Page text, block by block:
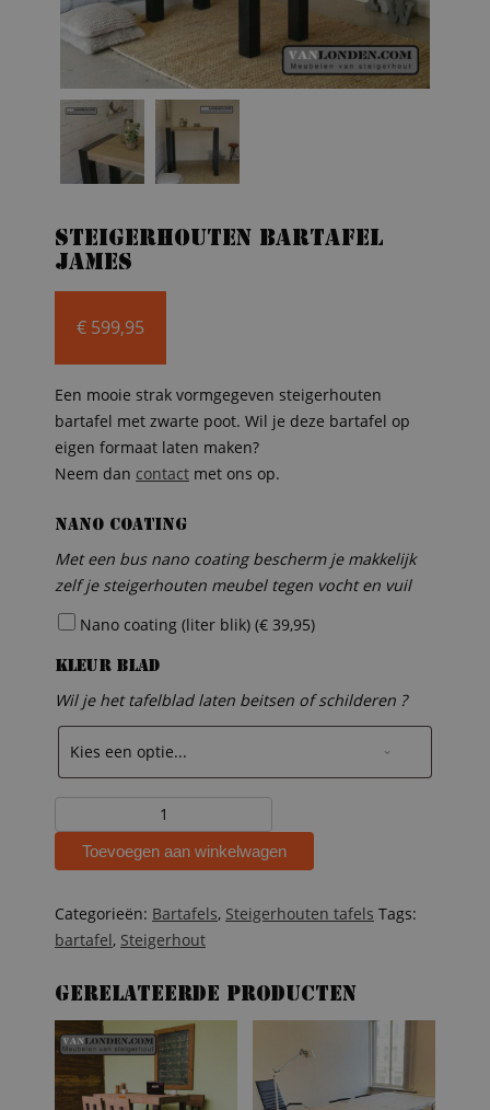
Steigerhouten bartafel
James
€ 599,95
Een mooie strak vormgegeven steigerhouten
bartafel met zwarte poot. Wil je deze bartafel op
eigen formaat laten maken?
Neem dan contact met ons op.
Nano coating
Met een bus nano coating bescherm je makkelijk
zelf je steigerhouten meubel tegen vocht en vuil
Nano coating (liter blik) (€ 39,95)
Kleur blad
Wil je het tafelblad laten beitsen of schilderen ?
bartafel
JamesToevoegen aan winkelwagen
Categorieën: Bartafels, Steigerhouten tafels Tags:
bartafel, Steigerhout
Gerelateerde producten